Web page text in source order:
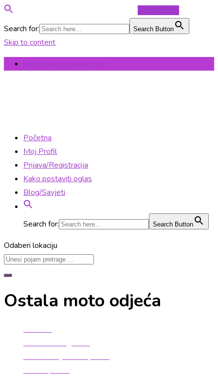
Search for: Search Button
Skip to content
Početna
Moj Profil
Prijava/Registracija
Kako postaviti oglas
Blog/Savjeti
Search for: Search Button
Odaberi lokaciju
Ostala moto odjeća